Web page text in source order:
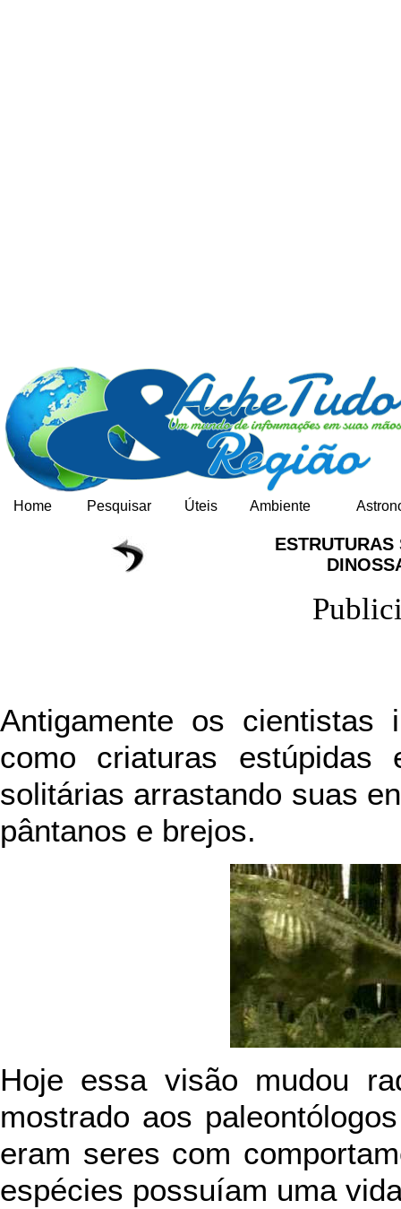
Home Pesquisar Úteis Ambiente
Antigamente os cientistas
como criaturas estúpidas
solitárias arrastando suas
pântanos e brejos.
Hoje essa visão mudou
mostrado aos
eram seres com
espécies possuíam uma